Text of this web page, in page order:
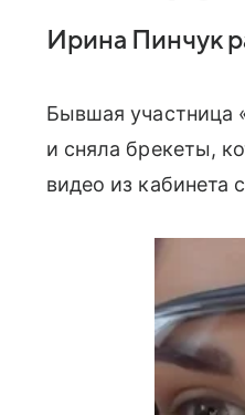
Ирина Пинчук
Бывшая участница
и сняла брекеты,
видео из кабинета